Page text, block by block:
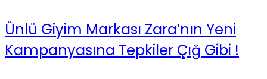
Ünlü Giyim Markası Zara’nın Yeni
Kampanyasına Tepkiler Çığ Gibi !